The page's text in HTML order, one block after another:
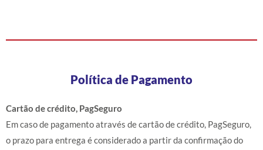
Política de Pagamento
Cartão de crédito, PagSeguro
Em caso de pagamento através de cartão de crédito, PagSeguro,
o prazo para entrega é considerado a partir da confirmação do